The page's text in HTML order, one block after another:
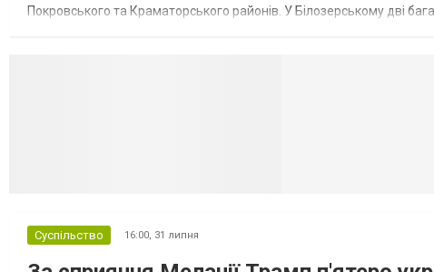
Покровського та Краматорського районів. У Білозерському дві
Суспільство 16:00, 31 липня